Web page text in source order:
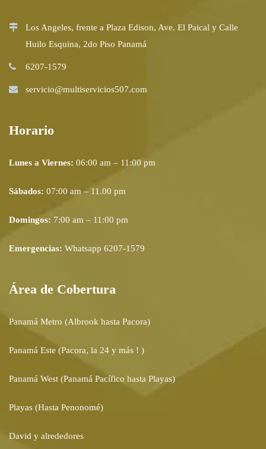
Los Angeles, frente a Plaza Edison, Ave. El Paical y Calle
Huilo Esquina, 2do Piso Panamá
6207-1579
servicio@multiservicios507.com
Horario
Lunes a Viernes: 06:00 am – 11:00 pm
Sábados: 07:00 am – 11.00 pm
Domingos: 7:00 am – 11:00 pm
Emergencias: Whatsapp 6207-1579
Área de Cobertura
Panamá Metro (Albrook hasta Pacora)
Panamá Este (Pacora, la 24 y más ! )
Panamá West (Panamá Pacífico hasta Playas)
Playas (Hasta Penonomé)
David y alrededores